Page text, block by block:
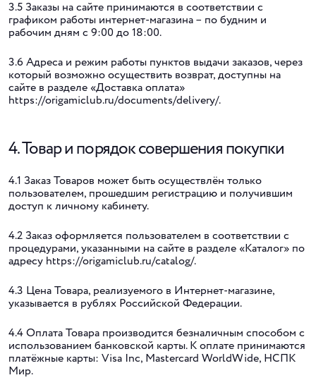
3.5 Заказы на сайте принимаются в соответствии с
графиком работы интернет-магазина – по будним и
рабочим дням с 9:00 до 18:00.
3.6 Адреса и режим работы пунктов выдачи заказов, через
который возможно осуществить возврат, доступны на
сайте в разделе «Доставка оплата»
https://origamiclub.ru/documents/delivery/.
4. Товар и порядок совершения покупки
4.1 Заказ Товаров может быть осуществлён только
пользователем, прошедшим регистрацию и получившим
доступ к личному кабинету.
4.2 Заказ оформляется пользователем в соответствии с
процедурами, указанными на сайте в разделе «Каталог» по
адресу https://origamiclub.ru/catalog/.
4.3 Цена Товара, реализуемого в Интернет-магазине,
указывается в рублях Российской Федерации.
4.4 Оплата Товара производится безналичным способом с
использованием банковской карты. К оплате принимаются
платёжные карты: Visa Inc, Mastercard WorldWide, НСПК
Мир.